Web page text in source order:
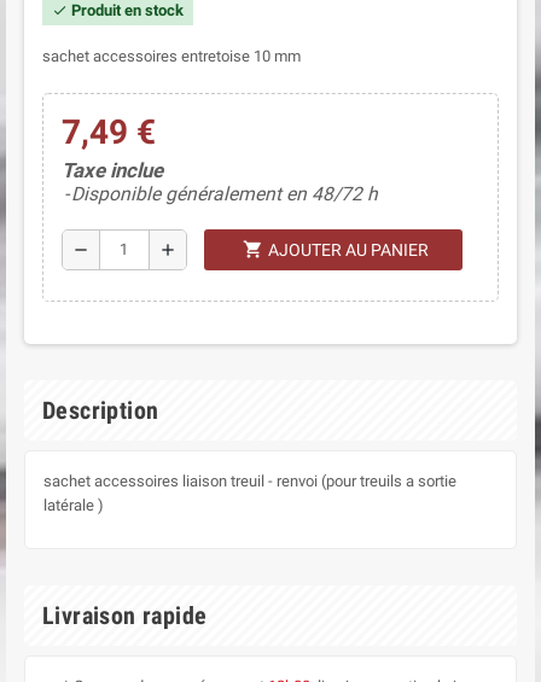
check Produit en stock
sachet accessoires entretoise 10 mm
7,49 €
Taxe inclue
Disponible généralement en 48/72 h
remove add shopping_cart AJOUTER AU PANIER
Description
sachet accessoires liaison treuil - renvoi (pour treuils a sortie
latérale )
Livraison rapide